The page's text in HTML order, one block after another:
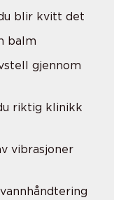
blir kvitt det
balm
gjennom
riktig klinikk
vibrasjoner